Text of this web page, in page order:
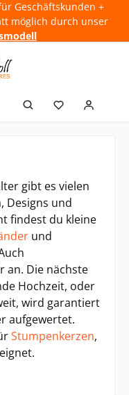
Geschäftskunden +
möglich durch unser
gibt es vielen
Designs und
findest du kleine
und
an. Die nächste
Hochzeit, oder
wird garantiert
aufgewertet.
Stumpenkerzen,